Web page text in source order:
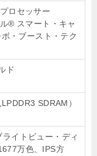
ロセッサー
® スマート・キャ
・ブースト・テク
ド
SDRAM）
イトビュー・ディ
万色、IPS方